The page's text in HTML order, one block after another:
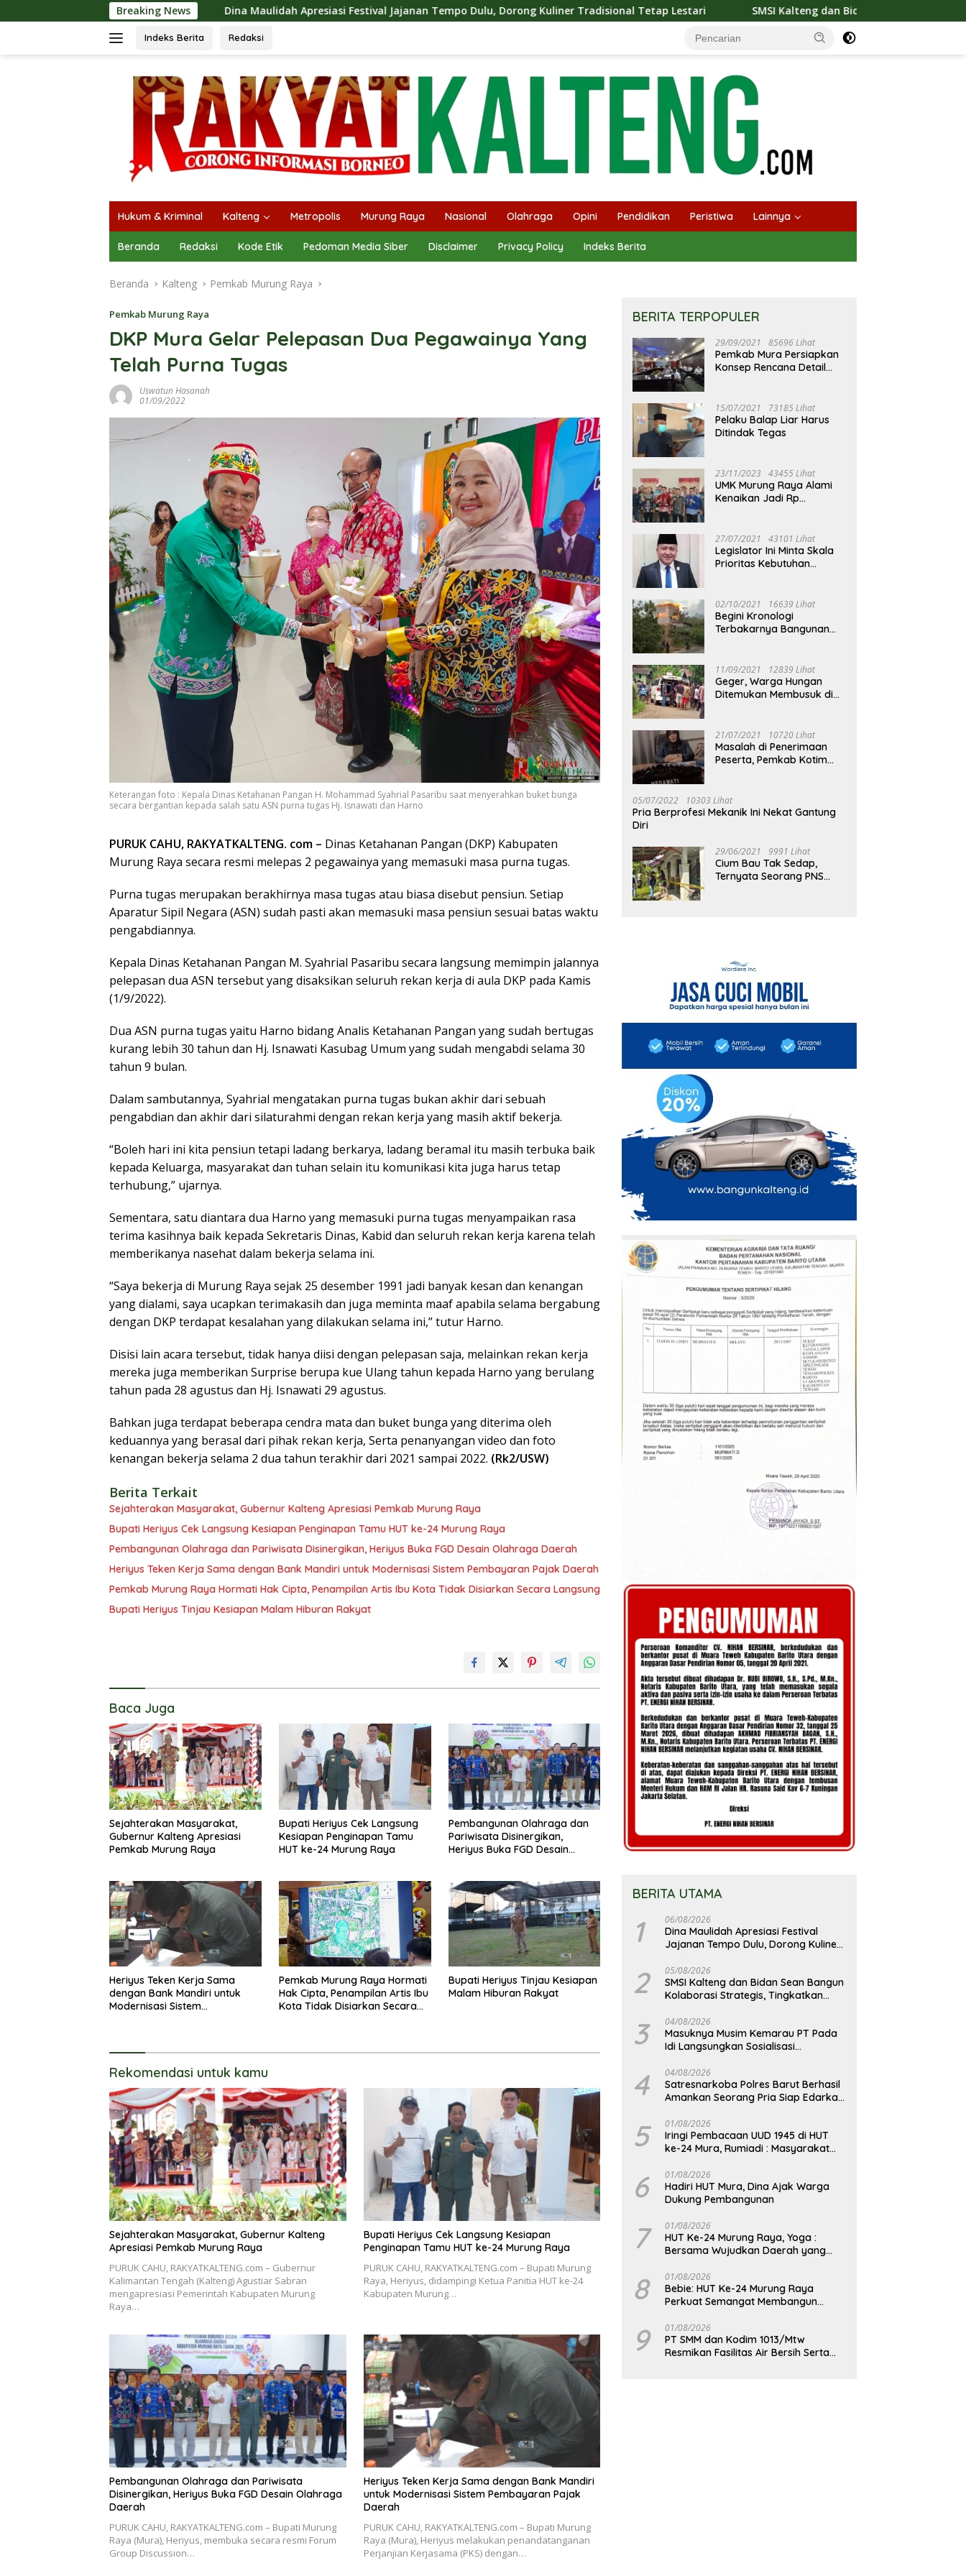
ke
Breaking News
Dina Maulidah Apresiasi Festival Jajanan Tempo Dulu, Dorong Kuliner Tradisional Tetap Lestari SMSI Kalteng dan Bidan Sean Bangun Kolaborasi Strategis,
Indeks Berita Redaksi
Hukum & Kriminal Kalteng Metropolis Murung Raya Nasional Olahraga Opini Pendidikan Peristiwa Lainnya
Beranda Redaksi Kode Etik Pedoman Media Siber Disclaimer Privacy Policy Indeks Berita
Beranda Kalteng Pemkab Murung Raya
Pemkab Murung Raya
DKP Mura Gelar Pelepasan Dua Pegawainya Yang
Telah Purna Tugas
Uswatun Hasanah
01/09/2022
Keterangan foto : Kepala Dinas Ketahanan Pangan H. Mohammad Syahrial Pasaribu saat menyerahkan buket bunga
secara bergantian kepada salah satu ASN purna tugas Hj. Isnawati dan Harno
PURUK CAHU, RAKYATKALTENG. com – Dinas Ketahanan Pangan (DKP) Kabupaten
Murung Raya secara resmi melepas 2 pegawainya yang memasuki masa purna tugas.
Purna tugas merupakan berakhirnya masa tugas atau biasa disebut pensiun. Setiap
Aparatur Sipil Negara (ASN) sudah pasti akan memasuki masa pensiun sesuai batas waktu
pengabdiannya.
Kepala Dinas Ketahanan Pangan M. Syahrial Pasaribu secara langsung memimpin jalannya
pelepasan dua ASN tersebut yang disaksikan seluruh rekan kerja di aula DKP pada Kamis
(1/9/2022).
Dua ASN purna tugas yaitu Harno bidang Analis Ketahanan Pangan yang sudah bertugas
kurang lebih 30 tahun dan Hj. Isnawati Kasubag Umum yang sudah mengabdi selama 30
tahun 9 bulan.
Dalam sambutannya, Syahrial mengatakan purna tugas bukan akhir dari sebuah
pengabdian dan akhir dari silaturahmi dengan rekan kerja yang masih aktif bekerja.
“Boleh hari ini kita pensiun tetapi ladang berkarya, ladang beramal itu masih terbuka baik
kepada Keluarga, masyarakat dan tuhan selain itu komunikasi kita juga harus tetap
terhubung,” ujarnya.
Sementara, satu diantara dua Harno yang memasuki purna tugas menyampaikan rasa
terima kasihnya baik kepada Sekretaris Dinas, Kabid dan seluruh rekan kerja karena telah
memberikanya nasehat dalam bekerja selama ini.
“Saya bekerja di Murung Raya sejak 25 desember 1991 jadi banyak kesan dan kenangan
yang dialami, saya ucapkan terimakasih dan juga meminta maaf apabila selama bergabung
dengan DKP terdapat kesalahan yang dilakukan selama ini,” tutur Harno.
Disisi lain acara tersebut, tidak hanya diisi dengan pelepasan saja, melainkan rekan kerja
mereka juga memberikan Surprise berupa kue Ulang tahun kepada Harno yang berulang
tahun pada 28 agustus dan Hj. Isnawati 29 agustus.
Bahkan juga terdapat beberapa cendra mata dan buket bunga yang diterima oleh
keduannya yang berasal dari pihak rekan kerja, Serta penanyangan video dan foto
kenangan bekerja selama 2 dua tahun terakhir dari 2021 sampai 2022. (Rk2/USW)
Berita Terkait
Sejahterakan Masyarakat, Gubernur Kalteng Apresiasi Pemkab Murung Raya
Bupati Heriyus Cek Langsung Kesiapan Penginapan Tamu HUT ke-24 Murung Raya
Pembangunan Olahraga dan Pariwisata Disinergikan, Heriyus Buka FGD Desain Olahraga Daerah
Heriyus Teken Kerja Sama dengan Bank Mandiri untuk Modernisasi Sistem Pembayaran Pajak Daerah
Pemkab Murung Raya Hormati Hak Cipta, Penampilan Artis Ibu Kota Tidak Disiarkan Secara Langsung
Bupati Heriyus Tinjau Kesiapan Malam Hiburan Rakyat
Baca Juga
Sejahterakan Masyarakat,
Gubernur Kalteng Apresiasi
Pemkab Murung Raya
Bupati Heriyus Cek Langsung
Kesiapan Penginapan Tamu
HUT ke-24 Murung Raya
Pembangunan Olahraga dan
Pariwisata Disinergikan,
Heriyus Buka FGD Desain
Heriyus Teken Kerja Sama
dengan Bank Mandiri untuk
Modernisasi Sistem
Pemkab Murung Raya Hormati
Hak Cipta, Penampilan Artis Ibu
Kota Tidak Disiarkan Secara
Bupati Heriyus Tinjau Kesiapan
Malam Hiburan Rakyat
Rekomendasi untuk kamu
Sejahterakan Masyarakat, Gubernur Kalteng
Apresiasi Pemkab Murung Raya
PURUK CAHU, RAKYATKALTENG.com – Gubernur
Kalimantan Tengah (Kalteng) Agustiar Sabran
mengapresiasi Pemerintah Kabupaten Murung
Raya…
Bupati Heriyus Cek Langsung Kesiapan
Penginapan Tamu HUT ke-24 Murung Raya
PURUK CAHU, RAKYATKALTENG.com – Bupati Murung
Raya, Heriyus, didampingi Ketua Panitia HUT ke-24
Kabupaten Murung…
Pembangunan Olahraga dan Pariwisata
Disinergikan, Heriyus Buka FGD Desain Olahraga
Daerah
PURUK CAHU, RAKYATKALTENG.com – Bupati Murung
Raya (Mura), Heriyus, membuka secara resmi Forum
Group Discussion…
Heriyus Teken Kerja Sama dengan Bank Mandiri
untuk Modernisasi Sistem Pembayaran Pajak
Daerah
PURUK CAHU, RAKYATKALTENG.com – Bupati Murung
Raya (Mura), Heriyus melakukan penandatanganan
Perjanjian Kerjasama (PKS) dengan…
BERITA TERPOPULER
29/09/2021 85696 Lihat
Pemkab Mura Persiapkan
Konsep Rencana Detail
15/07/2021 73185 Lihat
Pelaku Balap Liar Harus
Ditindak Tegas
23/11/2023 43455 Lihat
UMK Murung Raya Alami
Kenaikan Jadi Rp
27/07/2021 43101 Lihat
Legislator Ini Minta Skala
Prioritas Kebutuhan
02/10/2021 16639 Lihat
Begini Kronologi
Terbakarnya Bangunan
11/09/2021 12839 Lihat
Geger, Warga Hungan
Ditemukan Membusuk di
21/07/2021 10720 Lihat
Masalah di Penerimaan
Peserta, Pemkab Kotim
05/07/2022 10303 Lihat
Pria Berprofesi Mekanik Ini Nekat Gantung
Diri
29/06/2021 9991 Lihat
Cium Bau Tak Sedap,
Ternyata Seorang PNS
BERITA UTAMA
1 06/08/2026
Dina Maulidah Apresiasi Festival
Jajanan Tempo Dulu, Dorong Kuliner
2 05/08/2026
SMSI Kalteng dan Bidan Sean Bangun
Kolaborasi Strategis, Tingkatkan
3 04/08/2026
Masuknya Musim Kemarau PT Pada
Idi Langsungkan Sosialisasi
4 04/08/2026
Satresnarkoba Polres Barut Berhasil
Amankan Seorang Pria Siap Edarkan
Gram
5 01/08/2026
Iringi Pembacaan UUD 1945 di HUT
ke-24 Mura, Rumiadi : Masyarakat
yang Lebih Besar
6 01/08/2026
Hadiri HUT Mura, Dina Ajak Warga
Dukung Pembangunan
7 01/08/2026
HUT Ke-24 Murung Raya, Yoga :
Bersama Wujudkan Daerah yang
8 01/08/2026
Bebie: HUT Ke-24 Murung Raya
Perkuat Semangat Membangun
9 01/08/2026
PT SMM dan Kodim 1013/Mtw
Resmikan Fasilitas Air Bersih Serta